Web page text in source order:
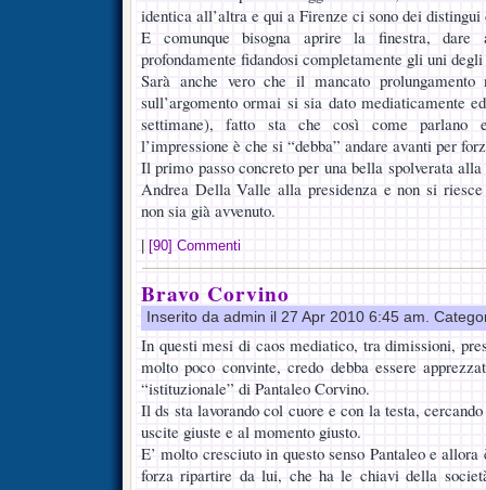
identica all’altra e qui a Firenze ci sono dei distingui
E comunque bisogna aprire la finestra,
profondamente fidandosi completamente gli uni
Sarà anche vero che il mancato
sull’argomento ormai si sia dato mediaticamente
settimane), fatto sta che così come parlano
l’impressione è che si “debba” andare avanti per
Il primo passo concreto per una bella spolverata
Andrea Della Valle alla presidenza e non si
non sia già avvenuto.
[90] Commenti
Bravo Corvino
Inserito da admin il 27 Apr 2010 6:45 am.
In questi mesi di caos mediatico, tra dimissioni,
molto poco convinte, credo debba essere
“istituzionale” di Pantaleo Corvino.
Il ds sta lavorando col cuore e con la testa,
uscite giuste e al momento giusto.
E’ molto cresciuto in questo senso Pantaleo e
forza ripartire da lui, che ha le chiavi della